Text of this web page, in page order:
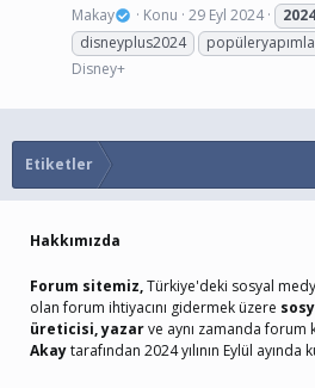
Makay Konu 29 Eyl 2024
disneyplus2024
Disney+
Etiketler
Hakkımızda
Forum sitemiz,Türkiye'deki sosyal
olan forum ihtiyacını gidermek üzere
üreticisi, yazarve aynı zamanda forum
Akaytarafından 2024 yılının Eylül ayında